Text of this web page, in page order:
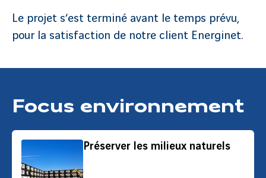
Le projet s’est terminé avant le temps prévu,
pour la satisfaction de notre client Energinet.
Focus environnement
Préserver les milieux naturels